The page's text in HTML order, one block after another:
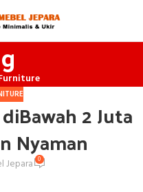
2 Juta
Nyaman
Jepara 0